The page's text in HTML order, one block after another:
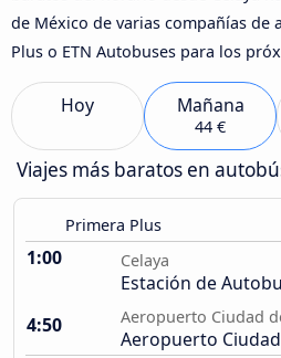
de México de varias compañías de
Plus o ETN Autobuses para los
Hoy Mañana
44 €
Viajes más baratos en
Primera Plus
1:00 Celaya
Estación de
4:50
Aeropuerto Ciudad
Aeropuerto